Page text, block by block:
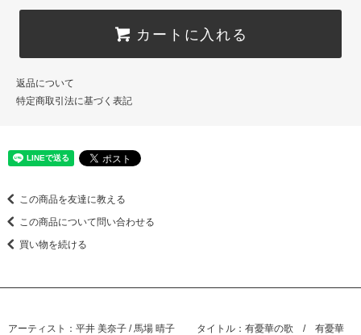
カートに入れる
返品について
特定商取引法に基づく表記
この商品を友達に教える
この商品について問い合わせる
買い物を続ける
アーティスト：平井 美奈子 / 馬場 晴子 タイトル：有憂華の歌 / 有憂華